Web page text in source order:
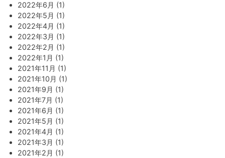
2022年6月 (1)
2022年5月 (1)
2022年4月 (1)
2022年3月 (1)
2022年2月 (1)
2022年1月 (1)
2021年11月 (1)
2021年10月 (1)
2021年9月 (1)
2021年7月 (1)
2021年6月 (1)
2021年5月 (1)
2021年4月 (1)
2021年3月 (1)
2021年2月 (1)